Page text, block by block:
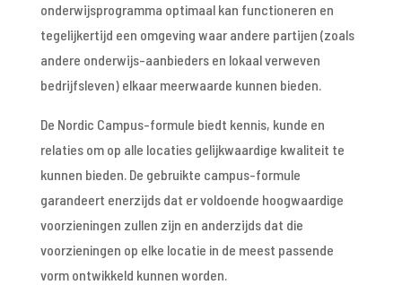
onderwijsprogramma optimaal kan functioneren en
tegelijkertijd een omgeving waar andere partijen (zoals
andere onderwijs-aanbieders en lokaal verweven
bedrijfsleven) elkaar meerwaarde kunnen bieden.
De Nordic Campus-formule biedt kennis, kunde en
relaties om op alle locaties gelijkwaardige kwaliteit te
kunnen bieden. De gebruikte campus-formule
garandeert enerzijds dat er voldoende hoogwaardige
voorzieningen zullen zijn en anderzijds dat die
voorzieningen op elke locatie in de meest passende
vorm ontwikkeld kunnen worden.